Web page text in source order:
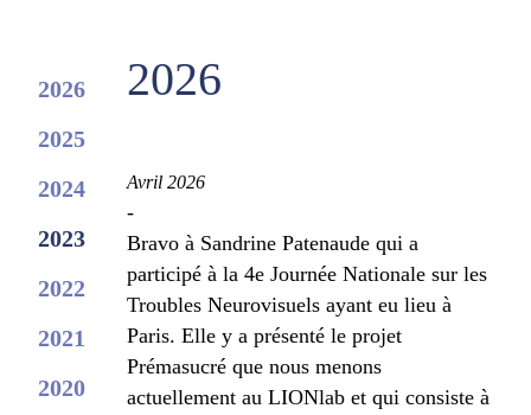
2026
2025
2024
2023
2022
2021
2020
2026
Avril 2026
-
Bravo à Sandrine Patenaude qui a
participé à la 4e Journée Nationale sur les
Troubles Neurovisuels ayant eu lieu à
Paris. Elle y a présenté le projet
Prémasucré que nous menons
actuellement au LIONlab et qui consiste à